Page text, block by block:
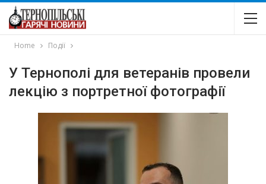
Home Події
У Тернополі для ветеранів провели
лекцію з портретної фотографії